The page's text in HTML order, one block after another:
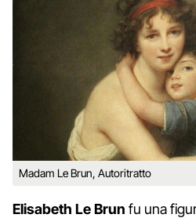
Madam Le Brun, Autoritratto
Elisabeth Le Brun fu una